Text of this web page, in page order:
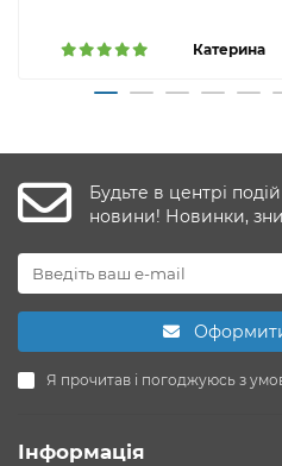
Катерина
Будьте в центрі
новини! Новинки,
Я прочитав і погоджуюсь з
Інформація